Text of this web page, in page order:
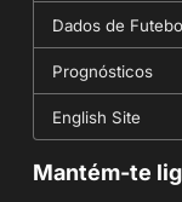
Dados de
Prognósticos
English Site
Mantém-te